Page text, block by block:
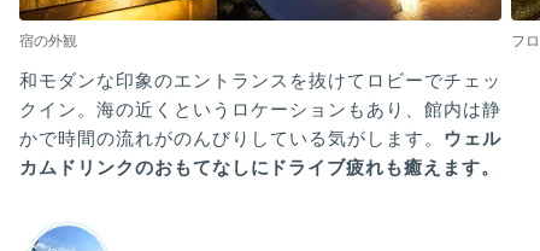
宿の外観 フ
和モダンな印象のエントランスを抜けてロビーでチェッ
クイン。海の近くというロケーションもあり、館内は静
かで時間の流れがのんびりしている気がします。 ウェル
カムドリンクのおもてなしにドライブ疲れも癒えます。